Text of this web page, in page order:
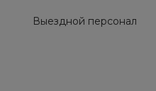
Выездной персонал